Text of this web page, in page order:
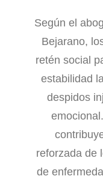
Según el
Bejarano,
retén social
estabilidad
despidos
reforzada de
de